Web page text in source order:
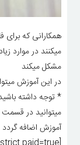
همکارانی که
میکنند در موارد
مشکل میکند
در این آموزش
* توجه داشته
میتوانید در
آموزش اضافه گردد